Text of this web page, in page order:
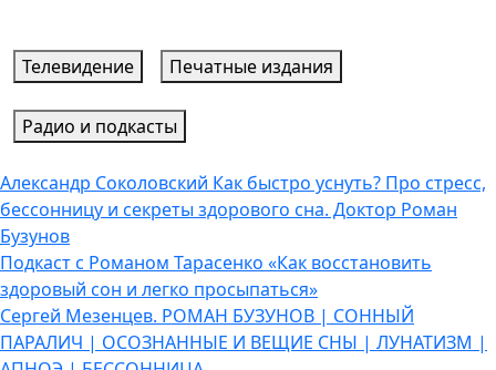
Телевидение Печатные издания
Радио и подкасты
Александр Соколовский Как быстро уснуть? Про стресс,
бессонницу и секреты здорового сна. Доктор Роман
Бузунов
Подкаст с Романом Тарасенко «Как восстановить
здоровый сон и легко просыпаться»
Сергей Мезенцев. РОМАН БУЗУНОВ | СОННЫЙ
ПАРАЛИЧ | ОСОЗНАННЫЕ И ВЕЩИЕ СНЫ | ЛУНАТИЗМ |